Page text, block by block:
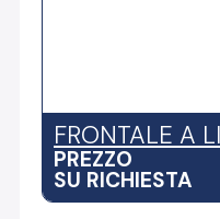
FRONTALE A
PREZZO
SU RICHIESTA